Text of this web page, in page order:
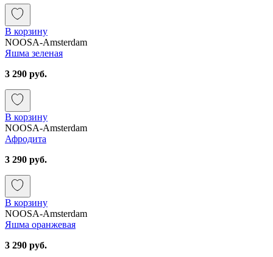
В корзину
NOOSA-Amsterdam
Яшма зеленая
3 290 руб.
В корзину
NOOSA-Amsterdam
Афродита
3 290 руб.
В корзину
NOOSA-Amsterdam
Яшма оранжевая
3 290 руб.